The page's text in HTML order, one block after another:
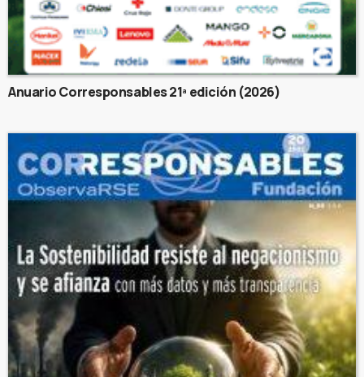
Anuario Corresponsables 21ª edición (2026)